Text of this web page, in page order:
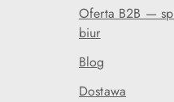
Oferta B2B —
biur
Blog
Dostawa